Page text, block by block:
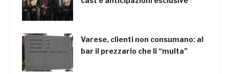
Varese, clienti non consumano: al
bar il prezzario che li “multa”